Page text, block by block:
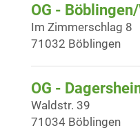
OG -
Im Zimmerschlag 8
71032 Böblingen
OG -
Waldstr. 39
71034 Böblingen